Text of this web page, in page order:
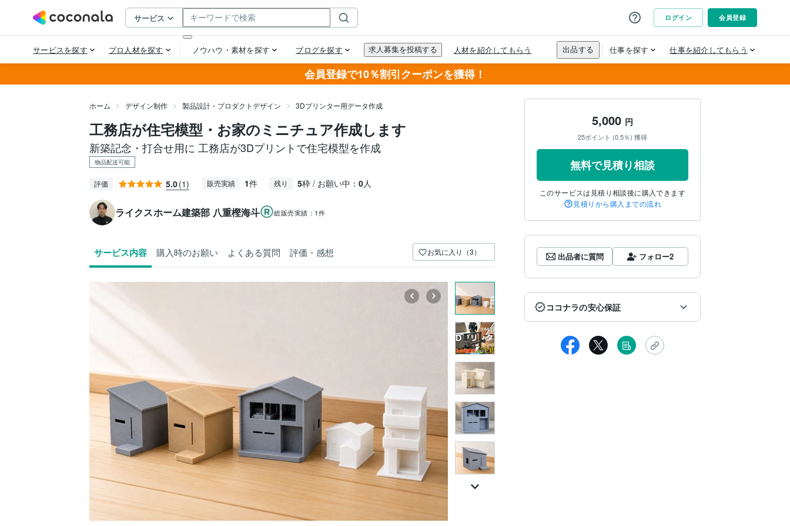
会員登録で10％割引クーポンを獲得！
ホーム デザイン制作 製品設計・プロダクトデザイン 3Dプリンター用データ作成
工務店が住宅模型・お家のミニチュア作成します
新築記念・打合せ用に 工務店が3Dプリントで住宅模型を作成
物品配送可能
評価 5.0(1) 販売実績 1件 残り 5枠 / お願い中： 0人
ライクスホーム建築部 八重樫海斗 総販売実績： 1件
サービス内容 購入時のお願い よくある質問 評価・感想 お気に入り（3）
5,000 円
25ポイント (0.5％) 獲得
無料で見積り相談
このサービスは見積り相談後に購入できます
見積りから購入までの流れ
出品者に質問 フォロー2
ココナラの安心保証